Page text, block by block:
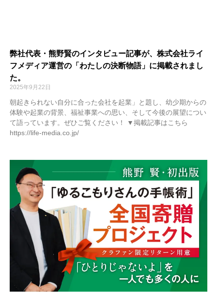
弊社代表・熊野賢のインタビュー記事が、株式会社ライ
フメディア運営の「わたしの決断物語」に掲載されまし
た。
2025年9月22日
朝起きられない自分に合った会社を起業」と題し、幼少期からの
体験や起業の背景、福祉事業への思い、そして今後の展望につい
て語っています。ぜひご覧ください！ ▼掲載記事はこちら
https://life-media.co.jp/